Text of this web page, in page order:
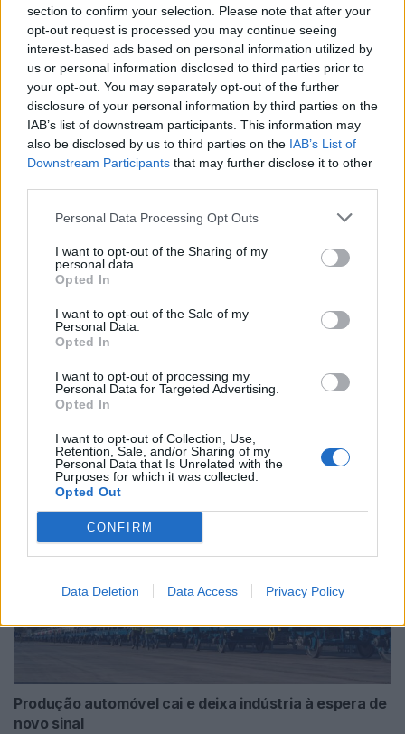
section to confirm your selection. Please note that after your
opt-out request is processed you may continue seeing
interest-based ads based on personal information utilized by
us or personal information disclosed to third parties prior to
your opt-out. You may separately opt-out of the further
disclosure of your personal information by third parties on the
IAB’s list of downstream participants. This information may
also be disclosed by us to third parties on the IAB’s List of
Downstream Participants that may further disclose it to other
Personal Data Processing Opt Outs
I want to opt-out of the Sharing of my
personal data.
Opted In
I want to opt-out of the Sale of my
Personal Data.
Opted In
I want to opt-out of processing my
Personal Data for Targeted Advertising.
Opted In
I want to opt-out of Collection, Use,
Retention, Sale, and/or Sharing of my
Personal Data that Is Unrelated with the
Purposes for which it was collected.
Opted Out
CONFIRM
Data Deletion Data Access Privacy Policy
Tags: inovação Lexus tecnologia
Vitor Mendes
Related Posts
Novo Bugatti Destrier mostra que o W16
VIRGILIO MACHADO 06/08/2026
Produção automóvel cai e deixa indústria à espera de
novo sinal